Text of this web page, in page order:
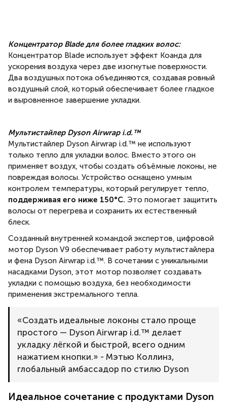
Концентратор Blade для более гладких волос:
Концентратор Blade использует эффект Коанда для
ускорения воздуха через две изогнутые поверхности.
Два воздушных потока объединяются, создавая ровный
воздушный слой, который обеспечивает более гладкое
и выровненное завершение укладки.
Мультистайлер Dyson Airwrap i.d.™
Мультистайлер Dyson Airwrap i.d.™ не используют
только тепло для укладки волос. Вместо этого он
применяет воздух, чтобы создать объёмные локоны, не
повреждая волосы. Устройство оснащено умным
контролем температуры, который регулирует тепло,
поддерживая его ниже 150°C. Это помогает защитить
волосы от перегрева и сохранить их естественный
блеск.
Созданный внутренней командой экспертов, цифровой
мотор Dyson V9 обеспечивает работу мультистайлера
и фена Dyson Airwrap i.d.™. В сочетании с уникальными
насадками Dyson, этот мотор позволяет создавать
укладки с помощью воздуха, без необходимости
применения экстремального тепла.
«Создать идеальные локоны стало проще
простого — Dyson Airwrap i.d.™ делает
укладку лёгкой и быстрой, всего одним
нажатием кнопки.» - Мэтью Коллинз,
глобальный амбассадор по стилю Dyson
Идеальное сочетание с продуктами Dyson